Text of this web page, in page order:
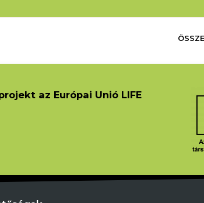
projekt az Európai Unió LIFE